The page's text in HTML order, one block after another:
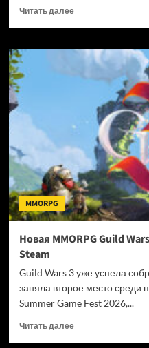
Читать далееПрочитать
LOST
LOA
Summer
и
дорожная
карта
игры
MMORPG
Новая MMORPG Guild
Steam
Guild Wars 3 уже успела
заняла второе место среди
Summer Game Fest 2026,...
Читать далееПрочитать